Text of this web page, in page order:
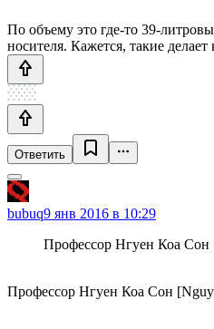
По объему это где-то 39-
носителя. Кажется, такие делает
Ответить
bubuq9 янв 2016 в 10:29
Профессор Нгуен Коа Сон
Профессор Нгуен Коа Сон